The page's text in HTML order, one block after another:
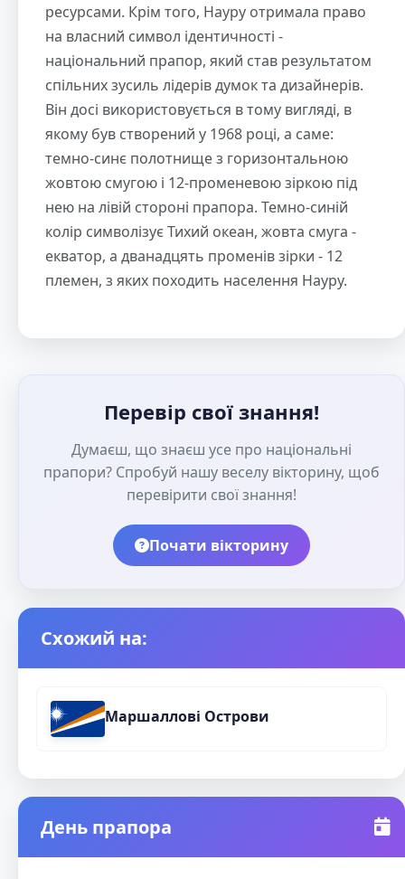
ресурсами. Крім того, Науру отримала право
на власний символ ідентичності -
національний прапор, який став результатом
спільних зусиль лідерів думок та дизайнерів.
Він досі використовується в тому вигляді, в
якому був створений у 1968 році, а саме:
темно-синє полотнище з горизонтальною
жовтою смугою і 12-променевою зіркою під
нею на лівій стороні прапора. Темно-синій
колір символізує Тихий океан, жовта смуга -
екватор, а дванадцять променів зірки - 12
племен, з яких походить населення Науру.
Перевір свої знання!
Думаєш, що знаєш усе про національні
прапори? Спробуй нашу веселу вікторину, щоб
перевірити свої знання!
Почати вікторину
Схожий на:
Маршаллові Острови
День прапора